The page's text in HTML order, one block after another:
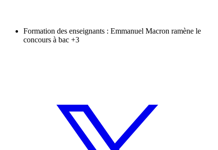
Formation des enseignants : Emmanuel Macron ramène le
concours à bac +3